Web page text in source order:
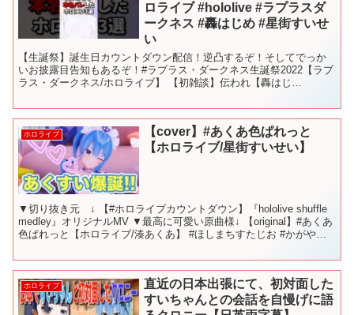
ロライブ #hololive #ラプラスダ
ークネス #轟はじめ #星街すいせ
い
【生誕祭】誕生日カウントダウン配信！逆凸するぞ！そしてでっか
いお披露目告知もあるぞ！#ラプラス・ダークネス生誕祭2022【ラプ
ラス・ダークネス/ホロライブ】 【初雑談】伝われ【轟はじ
ホロライブ
【cover】#あくあ色ぱれっと
【ホロライブ/星街すいせい】
▼切り抜き元 ↓ 【#ホロライブカウントダウン】『hololive shuffle
medley』オリジナルMV ▼最高に可愛い原曲様↓ 【original】#あくあ
色ぱれっと【ホロライブ/湊あくあ】 #ほしまちすたじお #かがやく
ホロライブ
直近の日本出張にて、初対面した
すいちゃんとの会話を自慢げに語